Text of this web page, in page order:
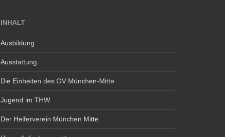
INHALT
Ausbildung
Ausstattung
Die Einheiten des OV München-Mitte
Jugend im THW
Der Helferverein München Mitte